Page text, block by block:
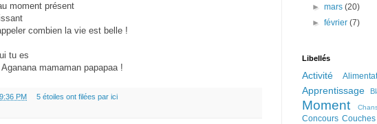
moment présent
combien la vie est belle !
tu es
mamaman papapaa !
9:36 PM
5 étoiles ont filées par ici
►mars(20)
►février(7)
Libellés
Activité
Apprentissage
Moment
Concours Couches